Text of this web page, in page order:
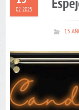
02 2025
15